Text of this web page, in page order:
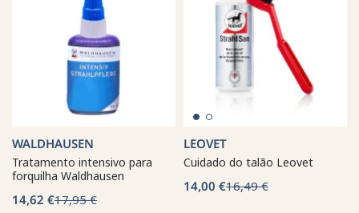
WALDHAUSEN
Tratamento intensivo para
forquilha Waldhausen
14,62 €17,95 €
LEOVET
Cuidado do talão Leovet
14,00 €16,49 €